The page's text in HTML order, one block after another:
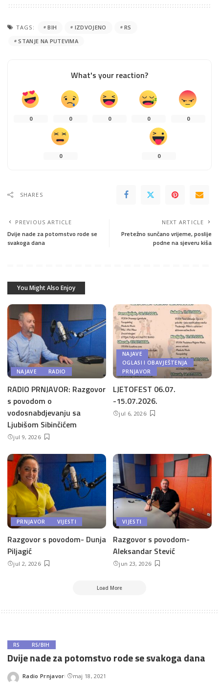
TAGS: BIH IZDVOJENO
RS
STANJE NA PUTEVIMA
What's your reaction?
0 0 0 0 0
0 0
SHARES
PREVIOUS ARTICLE
Dvije nade za potomstvo rode se
svakoga dana
NEXT ARTICLE
Pretežno sunčano vrijeme, poslije
podne na sjeveru kiša
You Might Also Enjoy
NAJAVE RADIO
RADIO PRNJAVOR: Razgovor
s povodom o
vodosnabdjevanju sa
Ljubišom Sibinčićem
jul 9, 2026
NAJAVE
OGLASI I OBAVJEŠTENJA
PRNJAVOR
LJETOFEST 06.07.
-15.07.2026.
jul 6, 2026
PRNJAVOR VIJESTI
Razgovor s povodom- Dunja
Piljagić
jul 2, 2026
VIJESTI
Razgovor s povodom-
Aleksandar Stević
jun 23, 2026
Load More
RS RS/BIH
Dvije nade za potomstvo rode se svakoga dana
Posted
Radio Prnjavor maj 18, 2021